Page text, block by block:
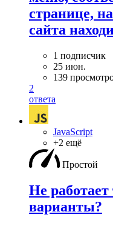
странице,
сайта
1 подписчик
25 июн.
139
2
ответа
JavaScript
+2 ещё
Простой
Не работает
варианты?